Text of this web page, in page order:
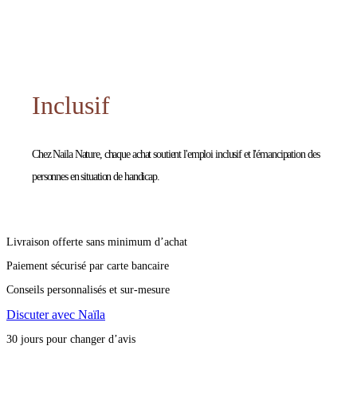
Inclusif
Chez Naila Nature, chaque achat soutient l'emploi inclusif et l'émancipation des
personnes en situation de handicap.
Livraison offerte sans minimum d’achat
Paiement sécurisé par carte bancaire
Conseils personnalisés et sur-mesure
Discuter avec Naïla
30 jours pour changer d’avis